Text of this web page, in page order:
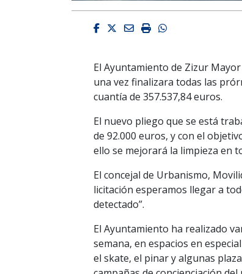
Facebook
Twitter
EmailImprimirWhatsapp
El Ayuntamiento de Zizur
una vez finalizara todas las
cuantía de 357.537,84 euros.
El nuevo pliego que se está
de 92.000 euros, y con el
ello se mejorará la limpieza en
El concejal de Urbanismo,
licitación esperamos llegar a
detectado”.
El Ayuntamiento ha realizado
semana, en espacios en
el skate, el pinar y algunas